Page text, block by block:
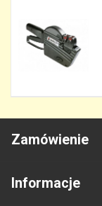
Zamówienie
Informacje